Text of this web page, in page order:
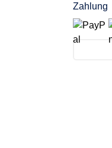
Zahlung